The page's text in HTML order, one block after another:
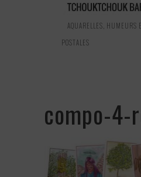
AQUARELLES, HUMEURS
POSTALES
navigation
compo-4-